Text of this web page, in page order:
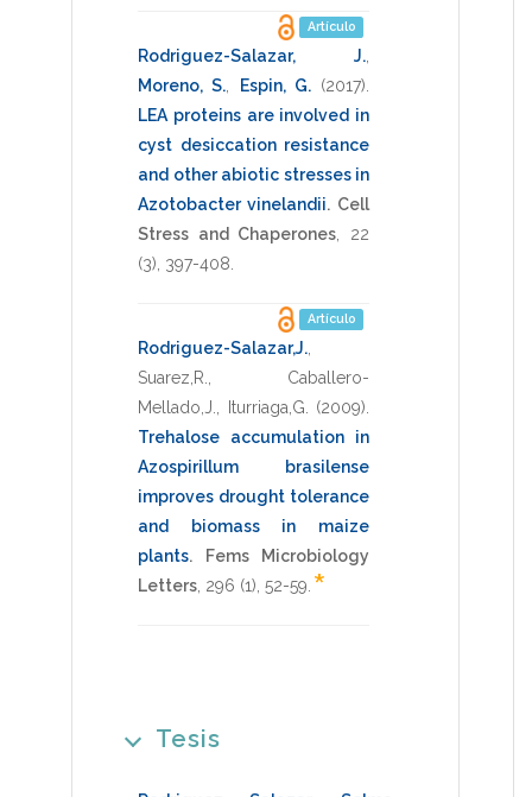
Artículo
Rodriguez-Salazar, J.
Moreno, S.
Espin, G. (2017)
LEA proteins are involved in
cyst desiccation resistance
and other abiotic stresses in
Azotobacter vinelandii. Cell
Stress and Chaperones
22
(3), 397-408
Artículo
Rodriguez-Salazar,J.
Suarez,R.
Caballero-
Mellado,J.
Iturriaga,G. (2009)
Trehalose accumulation in
Azospirillum brasilense
improves drought tolerance
and biomass in maize
plants.
Fems Microbiology
Letters 296 (1), 52-59 *
Tesis